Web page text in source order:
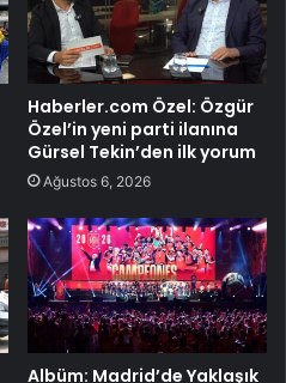
Haberler.com Özel: Özgür
Özel’in yeni parti ilanına
Gürsel Tekin’den ilk yorum
Ağustos 6, 2026
Albüm: Madrid’de Yaklaşık